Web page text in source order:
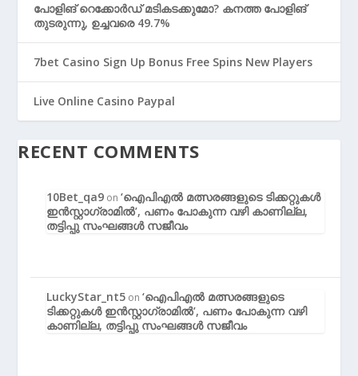
പോളിങ് റെക്കോര്‍ഡ് മടികടക്കുമോ? കനത്ത പോളിങ്
തുടരുന്നു, ഉച്ചവരെ 49.7%
7bet Casino Sign Up Bonus Free Spins New Players
Live Online Casino Paypal
RECENT COMMENTS
10Bet_qa9 on‘ഐപിഎൽ മത്സരങ്ങളുടെ ടിക്കറ്റുകൾ
ഇൻസ്റ്റാഗ്രാമിൽ’, പണം പോകുന്ന വഴി കാണില്ല,
തട്ടിപ്പു സംഘങ്ങൾ സജീവം
LuckyStar_nt5 on‘ഐപിഎൽ മത്സരങ്ങളുടെ
ടിക്കറ്റുകൾ ഇൻസ്റ്റാഗ്രാമിൽ’, പണം പോകുന്ന വഴി
കാണില്ല, തട്ടിപ്പു സംഘങ്ങൾ സജീവം